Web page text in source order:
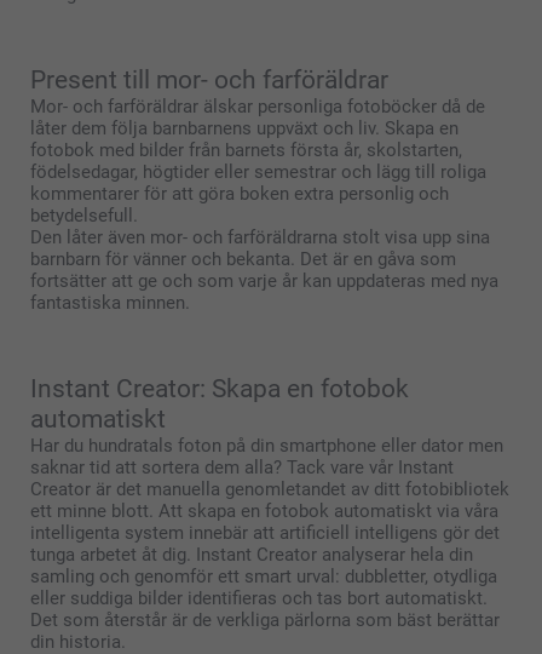
Present till mor- och farföräldrar
Mor- och farföräldrar älskar personliga fotoböcker då de
låter dem följa barnbarnens uppväxt och liv. Skapa en
fotobok med bilder från barnets första år, skolstarten,
födelsedagar, högtider eller semestrar och lägg till roliga
kommentarer för att göra boken extra personlig och
betydelsefull.
Den låter även mor- och farföräldrarna stolt visa upp sina
barnbarn för vänner och bekanta. Det är en gåva som
fortsätter att ge och som varje år kan uppdateras med nya
fantastiska minnen.
Instant Creator: Skapa en fotobok
automatiskt
Har du hundratals foton på din smartphone eller dator men
saknar tid att sortera dem alla? Tack vare vår Instant
Creator är det manuella genomletandet av ditt fotobibliotek
ett minne blott. Att skapa en fotobok automatiskt via våra
intelligenta system innebär att artificiell intelligens gör det
tunga arbetet åt dig. Instant Creator analyserar hela din
samling och genomför ett smart urval: dubbletter, otydliga
eller suddiga bilder identifieras och tas bort automatiskt.
Det som återstår är de verkliga pärlorna som bäst berättar
din historia.